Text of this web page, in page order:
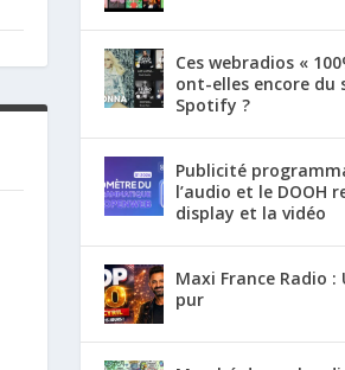
Ces webradios «
ont-elles encore du
Spotify ?
Publicité
l’audio et le DOOH
display et la vidéo
Maxi France Radio :
pur